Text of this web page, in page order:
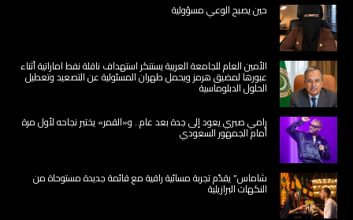
حين يصبح الوعي مسؤولية
الأمين العام للجامعة العربية يستنكر استهداف ناقلة نفط اماراتية أثناء
عبورها لمضيق هرمز ويحمل طهران المسئولية عن التصعيد وتعطيل
الحلول الدبلوماسية
رامي صبري يعود إلى جدة بعد عام.. و«القمر» يختبر نجاحه لأول مرة
أمام الجمهور السعودي
شاماس” يقدّم تجربة مسائية راقية مع قائمة جديدة مستوحاة من
النكهات البرازيلية